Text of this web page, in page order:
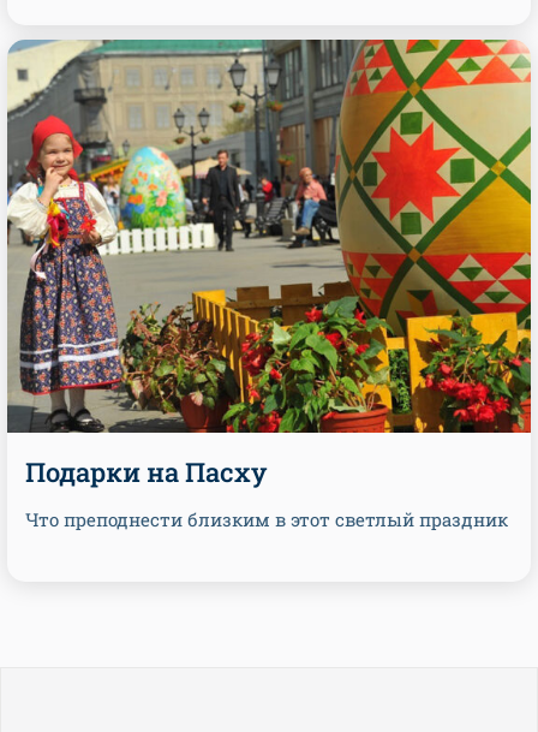
Подарки на Пасху
Что преподнести близким в этот светлый праздник